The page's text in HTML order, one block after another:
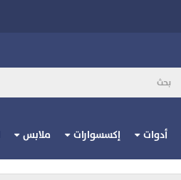
أدوات إكسسوارات ملابس